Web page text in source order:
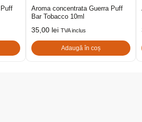
Aroma concentrata Guerra Puff
Bar Tobacco 10ml
35,00 lei TVA inclus
Adaugă în coș